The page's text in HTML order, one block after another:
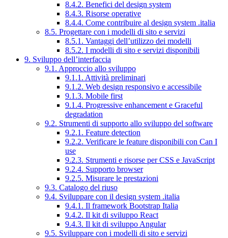
8.4.2. Benefici del design system
8.4.3. Risorse operative
8.4.4. Come contribuire al design system .italia
8.5. Progettare con i modelli di sito e servizi
8.5.1. Vantaggi dell’utilizzo dei modelli
8.5.2. I modelli di sito e servizi disponibili
9. Sviluppo dell’interfaccia
9.1. Approccio allo sviluppo
9.1.1. Attività preliminari
9.1.2. Web design responsivo e accessibile
9.1.3. Mobile first
9.1.4. Progressive enhancement e Graceful
degradation
9.2. Strumenti di supporto allo sviluppo del software
9.2.1. Feature detection
9.2.2. Verificare le feature disponibili con Can I
use
9.2.3. Strumenti e risorse per CSS e JavaScript
9.2.4. Supporto browser
9.2.5. Misurare le prestazioni
9.3. Catalogo del riuso
9.4. Sviluppare con il design system .italia
9.4.1. Il framework Bootstrap Italia
9.4.2. Il kit di sviluppo React
9.4.3. Il kit di sviluppo Angular
9.5. Sviluppare con i modelli di sito e servizi